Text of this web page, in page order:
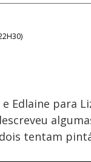
)
Edlaine para
tentam